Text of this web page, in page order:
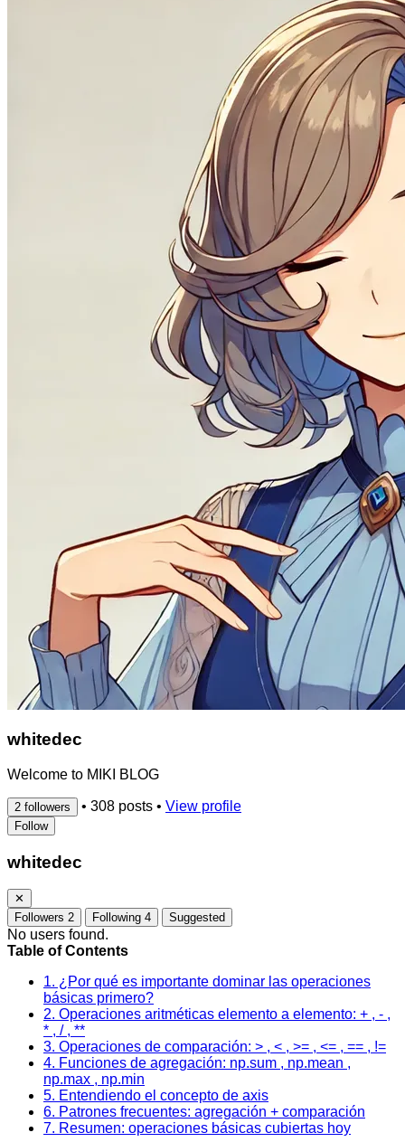
whitedec
Welcome to MIKI BLOG
2 followers • 308 posts • View profile
Follow
whitedec
✕
Followers 2 Following 4 Suggested
No users found.
Table of Contents
1. ¿Por qué es importante dominar las operaciones
básicas primero?
2. Operaciones aritméticas elemento a elemento: + , - ,
* , / , **
3. Operaciones de comparación: > , < , >= , <= , == , !=
4. Funciones de agregación: np.sum , np.mean ,
np.max , np.min
5. Entendiendo el concepto de axis
6. Patrones frecuentes: agregación + comparación
7. Resumen: operaciones básicas cubiertas hoy